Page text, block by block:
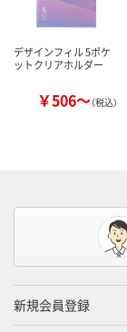
デザインフィル 5ポケ
ットクリアホルダー
￥506～（税込）
新規会員登録